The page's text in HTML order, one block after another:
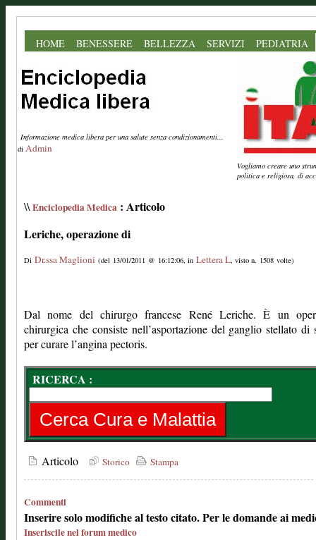
HOME BENESSERE BELLEZZA SERVIZI PEDIATRIA
Informazione medica libera per una salute senza condizionamenti...
di Admin
Vogliamo creare uno
politica e religiosa, di
\\Enciclopedia Medica : Articolo
Leriche, operazione di
Di Dr.ssa Maglioni (del 13/01/2011 @ 16:12:06, in Lettera L, visto n. 1508 volte)
Dal nome del chirurgo francese René Leriche. È un
chirurgica che consiste nell’asportazione del ganglio stellato di
per curare l’angina pectoris.
RICERCA :
Articolo Storico Stampa
Commenti
Inserire solo modifiche al testo citato. Per le domande ai
Inseriscile nel forum medico